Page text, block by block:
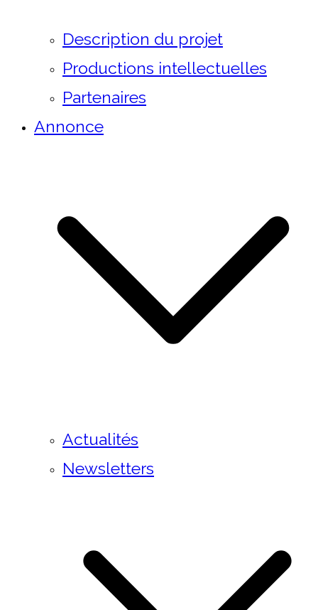
Description du projet
Productions intellectuelles
Partenaires
Annonce
Actualités
Newsletters